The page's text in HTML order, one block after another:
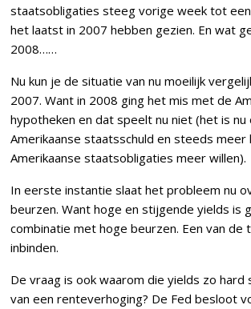
staatsobligaties steeg vorige week tot
het laatst in 2007 hebben gezien. En wat
2008……
Nu kun je de situatie van nu moeilijk
2007. Want in 2008 ging het mis met de
hypotheken en dat speelt nu niet (het is nu
Amerikaanse staatsschuld en steeds meer
Amerikaanse staatsobligaties meer willen).
In eerste instantie slaat het probleem nu
beurzen. Want hoge en stijgende yields is
combinatie met hoge beurzen. Een van de
inbinden.
De vraag is ook waarom die yields zo hard
van een renteverhoging? De Fed besloot